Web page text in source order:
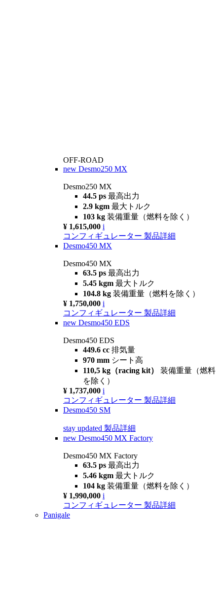
OFF-ROAD
new Desmo250 MX
Desmo250 MX
44.5 ps 最高出力
2.9 kgm 最大トルク
103 kg 装備重量（燃料を除く）
¥ 1,615,000 i
コンフィギュレーター 製品詳細
Desmo450 MX
Desmo450 MX
63.5 ps 最高出力
5.45 kgm 最大トルク
104.8 kg 装備重量（燃料を除く）
¥ 1,750,000 i
コンフィギュレーター 製品詳細
new Desmo450 EDS
Desmo450 EDS
449.6 cc 排気量
970 mm シート高
110,5 kg（racing kit） 装備重量（燃料
を除く）
¥ 1,737,000 i
コンフィギュレーター 製品詳細
Desmo450 SM
stay updated 製品詳細
new Desmo450 MX Factory
Desmo450 MX Factory
63.5 ps 最高出力
5.46 kgm 最大トルク
104 kg 装備重量（燃料を除く）
¥ 1,990,000 i
コンフィギュレーター 製品詳細
Panigale